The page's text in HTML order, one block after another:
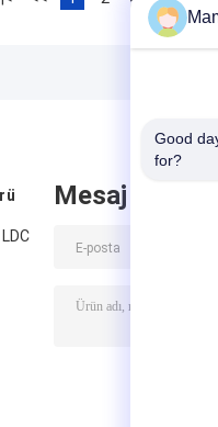
Mesaj bırak
Good
for?